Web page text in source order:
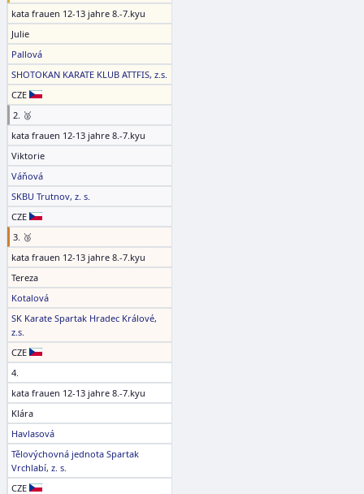
kata frauen 12-13 jahre 8.-7.kyu
Julie
Pallová
SHOTOKAN KARATE KLUB ATTFIS, z.s.
CZE
2. 🥈
kata frauen 12-13 jahre 8.-7.kyu
Viktorie
Váňová
SKBU Trutnov, z. s.
CZE
3. 🥉
kata frauen 12-13 jahre 8.-7.kyu
Tereza
Kotalová
SK Karate Spartak Hradec Králové,
z.s.
CZE
4.
kata frauen 12-13 jahre 8.-7.kyu
Klára
Havlasová
Tělovýchovná jednota Spartak
Vrchlabí, z. s.
CZE